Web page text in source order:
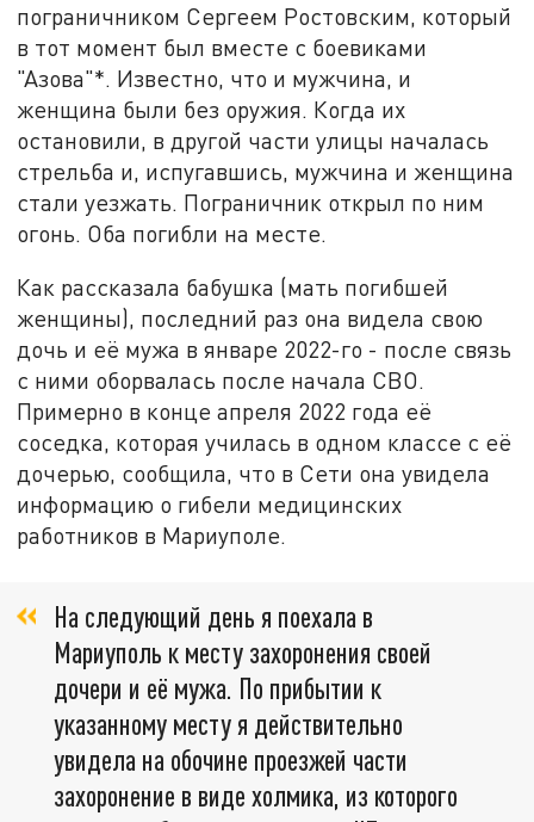
пограничником Сергеем Ростовским, который
в тот момент был вместе с боевиками
"Азова"*. Известно, что и мужчина, и
женщина были без оружия. Когда их
остановили, в другой части улицы началась
стрельба и, испугавшись, мужчина и женщина
стали уезжать. Пограничник открыл по ним
огонь. Оба погибли на месте.
Как рассказала бабушка (мать погибшей
женщины), последний раз она видела свою
дочь и её мужа в январе 2022-го - после связь
с ними оборвалась после начала СВО.
Примерно в конце апреля 2022 года её
соседка, которая училась в одном классе с её
дочерью, сообщила, что в Сети она увидела
информацию о гибели медицинских
работников в Мариуполе.
На следующий день я поехала в
Мариуполь к месту захоронения своей
дочери и её мужа. По прибытии к
указанному месту я действительно
увидела на обочине проезжей части
захоронение в виде холмика, из которого